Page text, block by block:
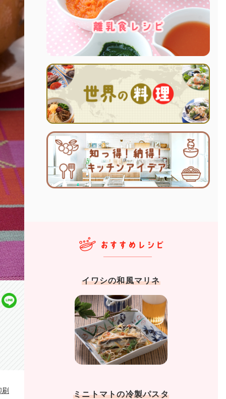
ノベルティ・ギフト用商品
イワシの和風マリネ
ミニトマトの冷製パスタ